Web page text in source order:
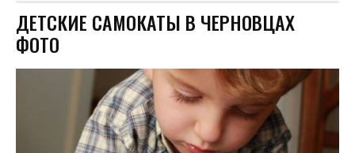
ДЕТСКИЕ САМОКАТЫ В ЧЕРНОВЦАХ
ФОТО